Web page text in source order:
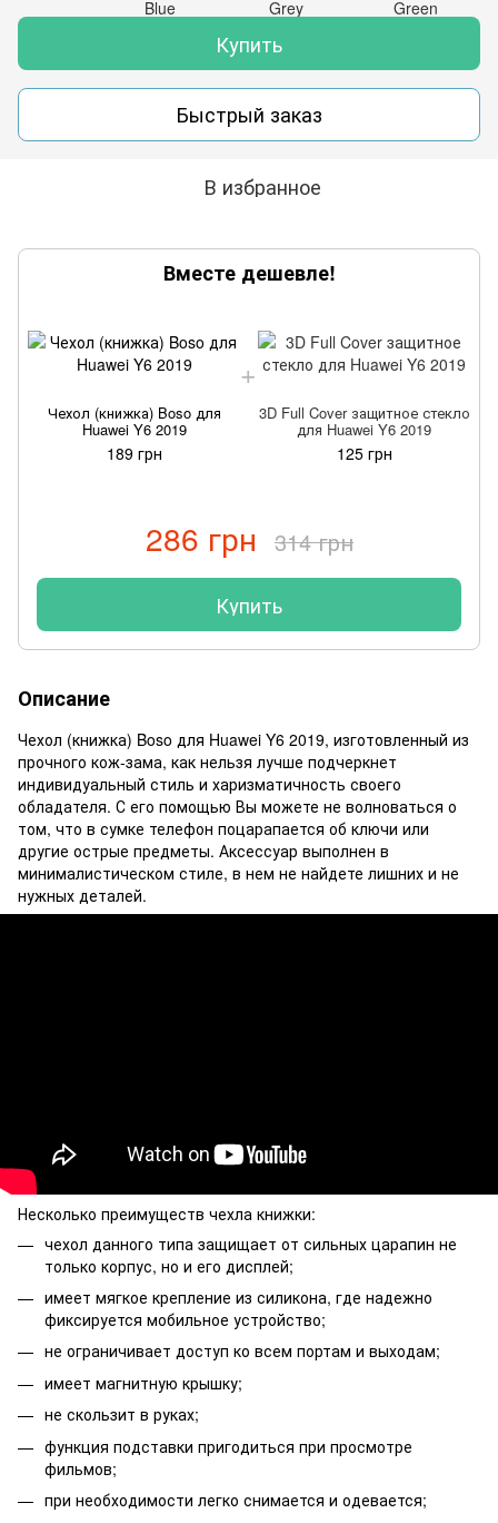
Купить
Быстрый заказ
В избранное
Вместе дешевле!
Чехол (книжка) Boso для
Huawei Y6 2019
189 грн
3D Full Cover защитное стекло
для Huawei Y6 2019
125 грн
286 грн 314 грн
Купить
Описание
Чехол (книжка) Boso для Huawei Y6 2019, изготовленный из
прочного кож-зама, как нельзя лучше подчеркнет
индивидуальный стиль и харизматичность своего
обладателя. С его помощью Вы можете не волноваться о
том, что в сумке телефон поцарапается об ключи или
другие острые предметы. Аксессуар выполнен в
минималистическом стиле, в нем не найдете лишних и не
нужных деталей.
Несколько преимуществ чехла книжки:
чехол данного типа защищает от сильных царапин не
только корпус, но и его дисплей;
имеет мягкое крепление из силикона, где надежно
фиксируется мобильное устройство;
не ограничивает доступ ко всем портам и выходам;
имеет магнитную крышку;
не скользит в руках;
функция подставки пригодиться при просмотре
фильмов;
при необходимости легко снимается и одевается;